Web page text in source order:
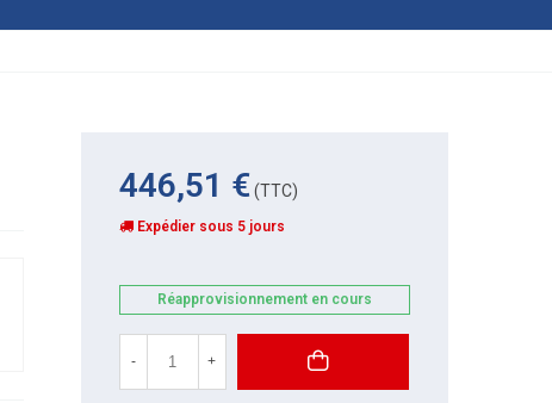
446,51 €(TTC)
Expédier sous 5 jours
Réapprovisionnement en cours
- +